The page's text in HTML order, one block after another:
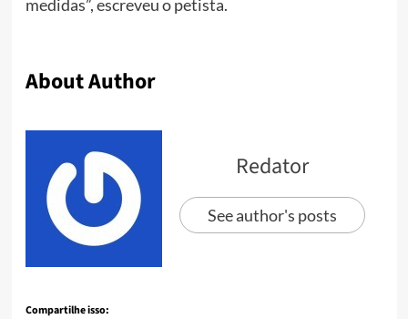
medidas”, escreveu o petista.
About Author
Redator
See author's posts
Compartilhe isso: